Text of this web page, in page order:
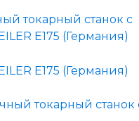
токарный станок с
E175 (Германия)